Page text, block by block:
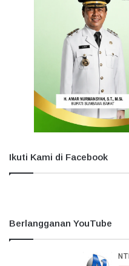
Ikuti Kami di Facebook
Berlangganan YouTube